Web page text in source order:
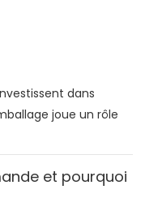
dans
joue un rôle
et pourquoi